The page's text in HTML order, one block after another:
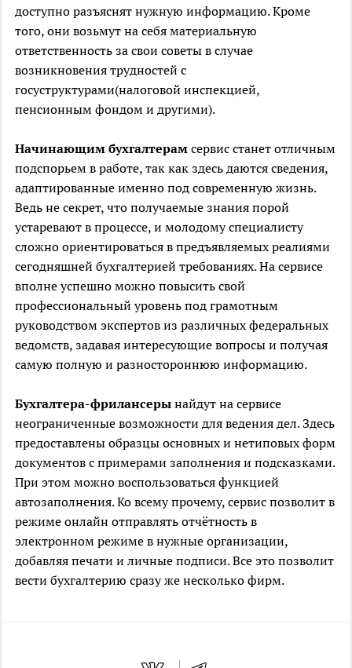
доступно разъяснят нужную информацию. Кроме
того, они возьмут на себя материальную
ответственность за свои советы в случае
возникновения трудностей с
госуструктурами(налоговой инспекцией,
пенсионным фондом и другими).
Начинающим бухгалтерам сервис станет отличным
подспорьем в работе, так как здесь даются сведения,
адаптированные именно под современную жизнь.
Ведь не секрет, что получаемые знания порой
устаревают в процессе, и молодому специалисту
сложно ориентироваться в предъявляемых реалиями
сегодняшней бухгалтерией требованиях. На сервисе
вполне успешно можно повысить свой
профессиональный уровень под грамотным
руководством экспертов из различных федеральных
ведомств, задавая интересующие вопросы и получая
самую полную и разностороннюю информацию.
Бухгалтера-фрилансеры найдут на сервисе
неограниченные возможности для ведения дел. Здесь
предоставлены образцы основных и нетиповых форм
документов с примерами заполнения и подсказками.
При этом можно воспользоваться функцией
автозаполнения. Ко всему прочему, сервис позволит в
режиме онлайн отправлять отчётность в
электронном режиме в нужные организации,
добавляя печати и личные подписи. Все это позволит
вести бухгалтерию сразу же несколько фирм.